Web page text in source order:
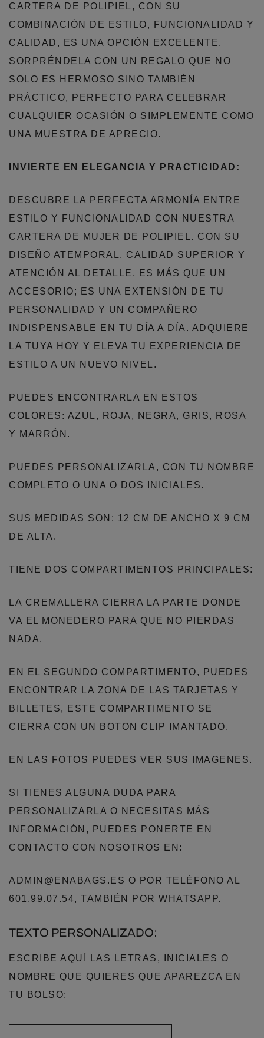
CARTERA DE POLIPIEL, CON SU
COMBINACIÓN DE ESTILO, FUNCIONALIDAD Y
CALIDAD, ES UNA OPCIÓN EXCELENTE.
SORPRÉNDELA CON UN REGALO QUE NO
SOLO ES HERMOSO SINO TAMBIÉN
PRÁCTICO, PERFECTO PARA CELEBRAR
CUALQUIER OCASIÓN O SIMPLEMENTE COMO
UNA MUESTRA DE APRECIO.
INVIERTE EN ELEGANCIA Y PRACTICIDAD:
DESCUBRE LA PERFECTA ARMONÍA ENTRE
ESTILO Y FUNCIONALIDAD CON NUESTRA
CARTERA DE MUJER DE POLIPIEL. CON SU
DISEÑO ATEMPORAL, CALIDAD SUPERIOR Y
ATENCIÓN AL DETALLE, ES MÁS QUE UN
ACCESORIO; ES UNA EXTENSIÓN DE TU
PERSONALIDAD Y UN COMPAÑERO
INDISPENSABLE EN TU DÍA A DÍA. ADQUIERE
LA TUYA HOY Y ELEVA TU EXPERIENCIA DE
ESTILO A UN NUEVO NIVEL.
PUEDES ENCONTRARLA EN ESTOS
COLORES: AZUL, ROJA, NEGRA, GRIS, ROSA
Y MARRÓN.
PUEDES PERSONALIZARLA, CON TU NOMBRE
COMPLETO O UNA O DOS INICIALES.
SUS MEDIDAS SON: 12 CM DE ANCHO X 9 CM
DE ALTA.
TIENE DOS COMPARTIMENTOS PRINCIPALES:
LA CREMALLERA CIERRA LA PARTE DONDE
VA EL MONEDERO PARA QUE NO PIERDAS
NADA.
EN EL SEGUNDO COMPARTIMENTO, PUEDES
ENCONTRAR LA ZONA DE LAS TARJETAS Y
BILLETES, ESTE COMPARTIMENTO SE
CIERRA CON UN BOTON CLIP IMANTADO.
EN LAS FOTOS PUEDES VER SUS IMAGENES.
SI TIENES ALGUNA DUDA PARA
PERSONALIZARLA O NECESITAS MÁS
INFORMACIÓN, PUEDES PONERTE EN
CONTACTO CON NOSOTROS EN:
ADMIN@ENABAGS.ES O POR TELÉFONO AL
601.99.07.54, TAMBIÉN POR WHATSAPP.
TEXTO PERSONALIZADO:
ESCRIBE AQUÍ LAS LETRAS, INICIALES O
NOMBRE QUE QUIERES QUE APAREZCA EN
TU BOLSO: